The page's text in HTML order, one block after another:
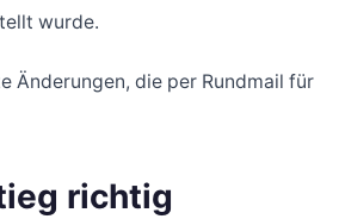
wurde.
Änderungen, die per Rundmail für
richtig